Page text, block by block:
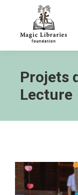
Projets
Lecture